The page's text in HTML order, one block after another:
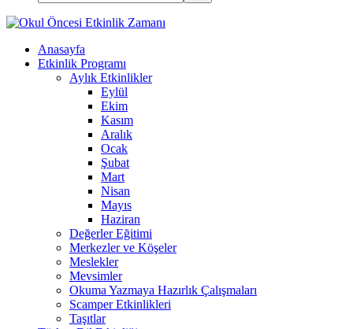
Anasayfa
Etkinlik Programı
Aylık Etkinlikler
Eylül
Ekim
Kasım
Aralık
Ocak
Şubat
Mart
Nisan
Mayıs
Haziran
Değerler Eğitimi
Merkezler ve Köşeler
Meslekler
Mevsimler
Okuma Yazmaya Hazırlık Çalışmaları
Scamper Etkinlikleri
Taşıtlar